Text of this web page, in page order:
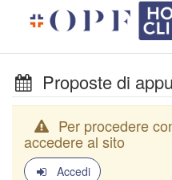
Proposte di
Per procedere
accedere al sito
Accedi